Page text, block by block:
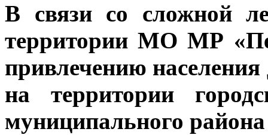
В связи со сложной
территории МО МР
привлечению
на территории
муниципального